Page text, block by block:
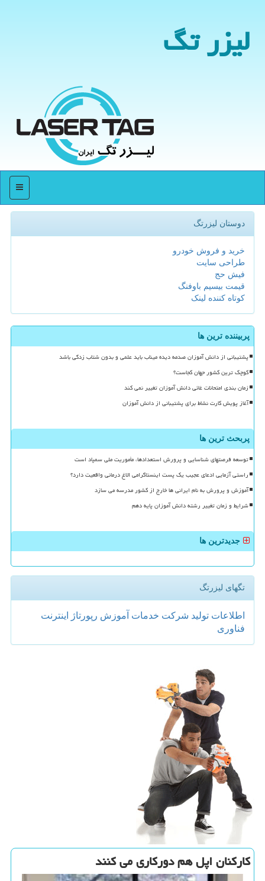
لیزر تگ
منو
دوستان لیزرتگ
خرید و فروش خودرو
طراحی سایت
فیش حج
قیمت بیسیم باوفنگ
کوتاه کننده لینک
پربیننده ترین ها
پشتیبانی از دانش آموزان صدمه دیده میناب باید علمی و بدون شتاب زدگی باشد
کوچک ترین کشور جهان کجاست؟
زمان بندی امتحانات غائی دانش آموزان تغییر نمی کند
آغاز پویش کارت نشاط برای پشتیبانی از دانش آموزان
پربحث ترین ها
توسعه فرصتهای شناسایی و پرورش استعدادها، مأموریت ملی سمپاد است
راستی آزمایی ادعای عجیب یک پست اینستاگرامی الاغ درمانی واقعیت دارد؟
آموزش و پرورش به نام ایرانی ها خارج از کشور مدرسه می سازد
شرایط و زمان تغییر رشته دانش آموزان پایه دهم
جدیدترین ها
تگهای لیزرتگ
اطلاعات تولید شركت خدمات آموزش رپورتاژ
اینترنت
فناوری
كاركنان اپل هم دوركاری می كنند